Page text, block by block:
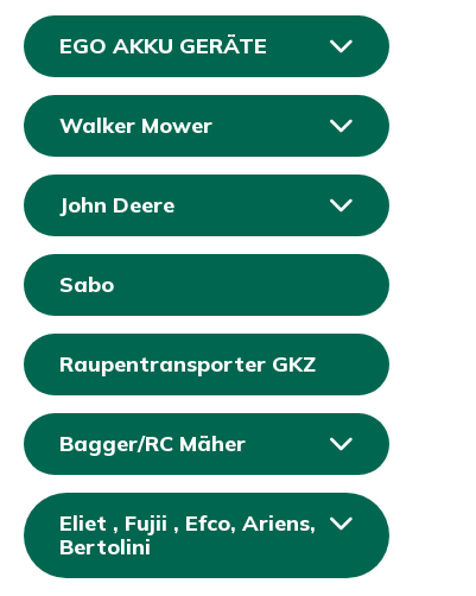
EGO AKKU GERÄTE
Walker Mower
John Deere
Sabo
Raupentransporter GKZ
Bagger/RC Mäher
Eliet , Fujii , Efco, Ariens,
Bertolini